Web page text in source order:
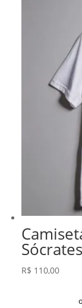
Sócrates
R$ 110,00